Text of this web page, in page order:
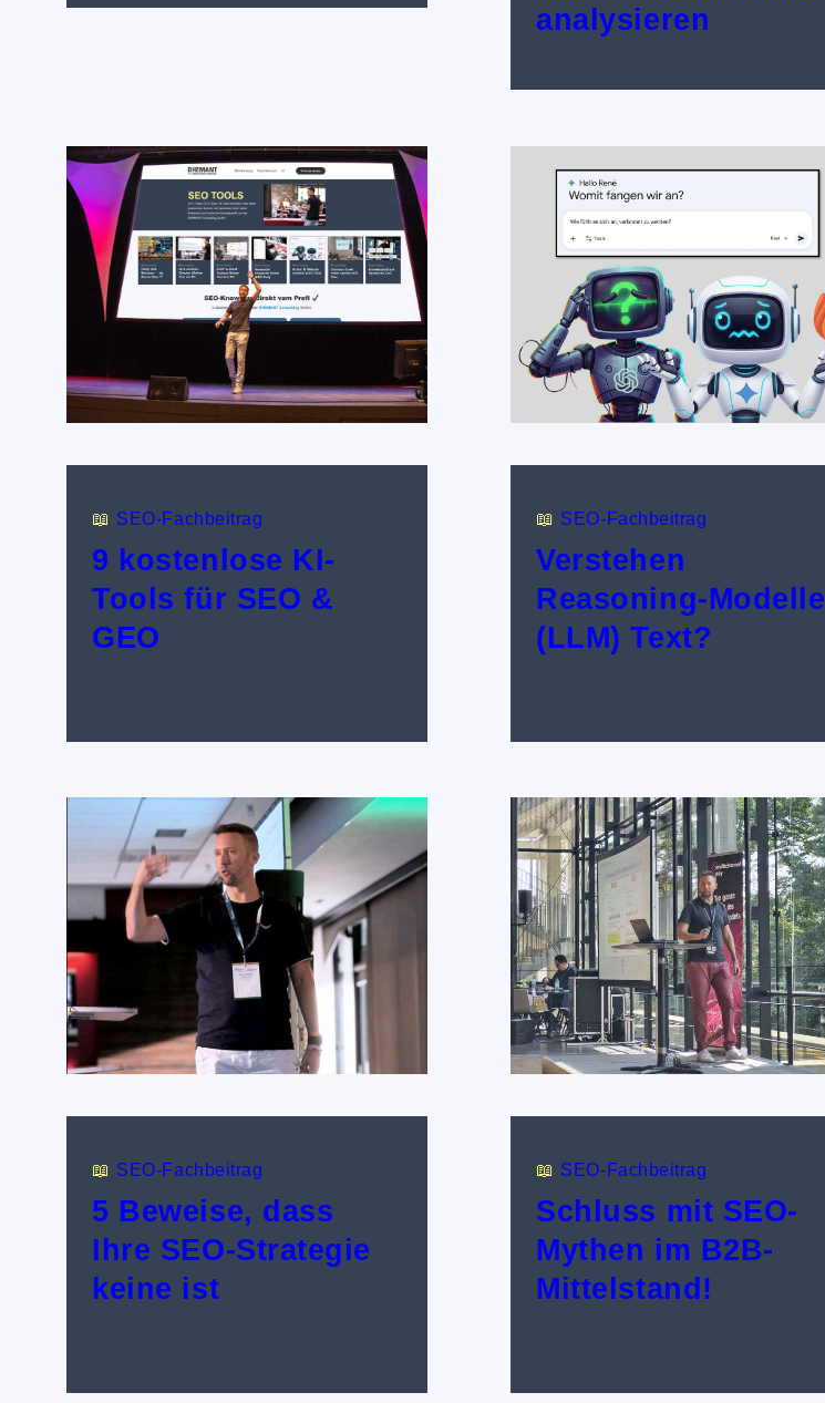
analysieren
📖 SEO-Fachbeitrag
9 kostenlose KI-
Tools für SEO &
GEO
📖 SEO-Fachbeitrag
Verstehen
Reasoning-Modelle
(LLM) Text?
📖 SEO-Fachbeitrag
5 Beweise, dass
Ihre SEO-Strategie
keine ist
📖 SEO-Fachbeitrag
Schluss mit SEO-
Mythen im B2B-
Mittelstand!